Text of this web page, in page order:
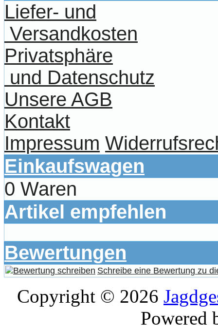
Liefer- und
Versandkosten
Privatsphäre
und Datenschutz
Unsere AGB
Kontakt
Impressum
Einkaufswagen
0 Waren
Artikel empfehlen
Bewertungen
Schreibe eine Bewertung zu
Copyright © 2026
Powered